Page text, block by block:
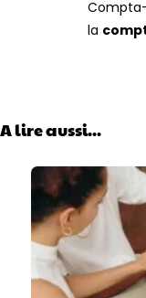
la
A lire aussi...